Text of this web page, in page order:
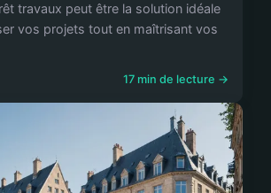
travaux peut être la solution idéale
vos projets tout en maîtrisant vos
17 min de lecture →